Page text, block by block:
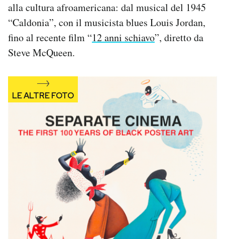
alla cultura afroamericana: dal musical del 1945
“Caldonia”, con il musicista blues Louis Jordan,
fino al recente film “12 anni schiavo”, diretto da
Steve McQueen.